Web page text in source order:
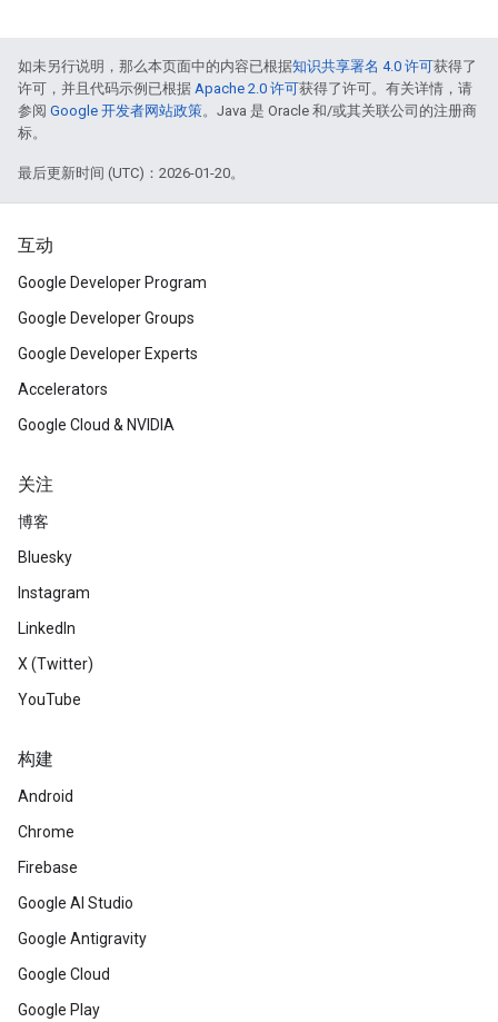
如未另行说明，那么本页面中的内容已根据知识共享署名 4.0 许可获得了
许可，并且代码示例已根据 Apache 2.0 许可获得了许可。有关详情，请
参阅 Google 开发者网站政策。Java 是 Oracle 和/或其关联公司的注册商
标。
最后更新时间 (UTC)：2026-01-20。
互动
Google Developer Program
Google Developer Groups
Google Developer Experts
Accelerators
Google Cloud & NVIDIA
关注
博客
Bluesky
Instagram
LinkedIn
X (Twitter)
YouTube
构建
Android
Chrome
Firebase
Google AI Studio
Google Antigravity
Google Cloud
Google Play